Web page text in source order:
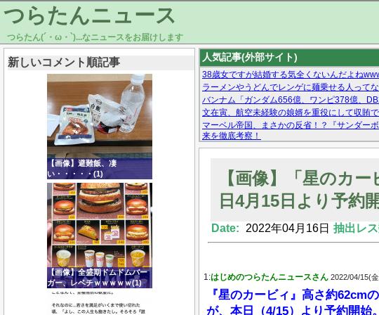
つらたんニュース
つらたん(´・ω・`)...なニュースをお届けします
新しいコメント順記事
【画像】避難飯、凄
い・・・・・(1)
【画像】全盛期ドムドムバー
ガー、レベチｗｗｗｗｗ(1)
人気記事(外部サイト)
38歳女ですが結婚する気全くないんだよね
ラーメンやうどんでレンゲに麺乗せる人って
バンナム「ガンダム656億、ワンピ378億、
文在寅、航空未経験の娘婿を重役にして収賄
マーベル帝国、まさかの反省！？『サンダー
来を徹底考察！
【モー娘。石田亜佑美】ファーストテイク出
Powered by livedoor 相互RSS
【画像】「星のカ
日4月15日より予約
Date: 2022年04月16日 抽出レ
1:はじめのつらたんニュースさん 2022/04/15(
『星のカービィ』高さ約
が、本日（4/15）より予約開始。